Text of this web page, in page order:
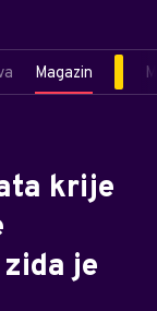
Magazin
krije
je